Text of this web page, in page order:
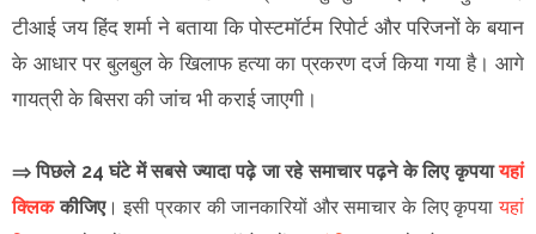
टीआई जय हिंद शर्मा ने बताया कि पोस्टमॉर्टम रिपोर्ट और परिजनों के बयान
के आधार पर बुलबुल के खिलाफ हत्या का प्रकरण दर्ज किया गया है। आगे
गायत्री के बिसरा की जांच भी कराई जाएगी।
⇒ पिछले 24 घंटे में सबसे ज्यादा पढ़े जा रहे समाचार पढ़ने के लिए कृपयायहां
क्लिककीजिए।इसी प्रकार की जानकारियों और समाचार के लिए कृपयायहां